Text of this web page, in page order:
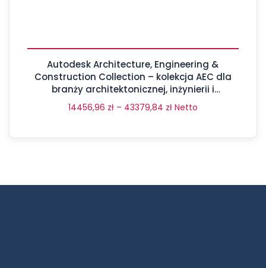
Autodesk Architecture, Engineering &
Construction Collection – kolekcja AEC dla
branży architektonicznej, inżynierii i
budownictwa
14456,96 zł – 43379,84 zł Netto